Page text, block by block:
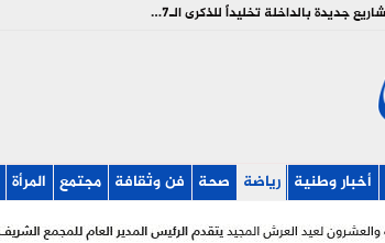
بالفيديو : تدشين وإطلاق مشاريع جديدة بالداخلة تخليداً للذكرى الـ27 لعيد العرش
أخبار وطنية رياضة صحة فن وثقافة مجتمع المرأة